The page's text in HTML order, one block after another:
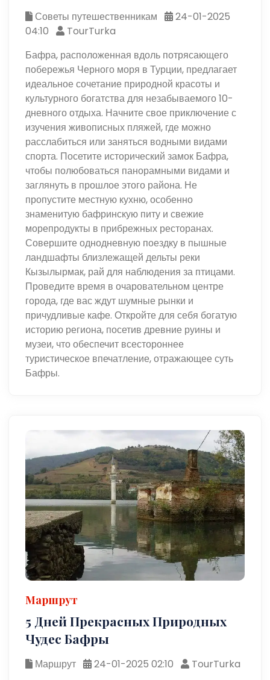
Советы путешественникам
24-01-2025
04:10
TourTurka
Бафра, расположенная вдоль потрясающего
побережья Черного моря в Турции, предлагает
идеальное сочетание природной красоты и
культурного богатства для незабываемого 10-
дневного отдыха. Начните свое приключение с
изучения живописных пляжей, где можно
расслабиться или заняться водными видами
спорта. Посетите исторический замок Бафра,
чтобы полюбоваться панорамными видами и
заглянуть в прошлое этого района. Не
пропустите местную кухню, особенно
знаменитую бафринскую питу и свежие
морепродукты в прибрежных ресторанах.
Совершите однодневную поездку в пышные
ландшафты близлежащей дельты реки
Кызылырмак, рай для наблюдения за птицами.
Проведите время в очаровательном центре
города, где вас ждут шумные рынки и
причудливые кафе. Откройте для себя богатую
историю региона, посетив древние руины и
музеи, что обеспечит всестороннее
туристическое впечатление, отражающее суть
Бафры.
Маршрут
5 Дней Прекрасных Природных
Чудес Бафры
Маршрут 24-01-2025 02:10
TourTurka